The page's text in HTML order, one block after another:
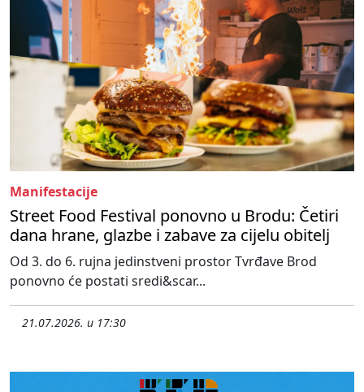
Manifestacije
Street Food Festival ponovno u Brodu: Četiri
dana hrane, glazbe i zabave za cijelu obitelj
Od 3. do 6. rujna jedinstveni prostor Tvrđave Brod
ponovno će postati sredi&scar...
21.07.2026. u 17:30